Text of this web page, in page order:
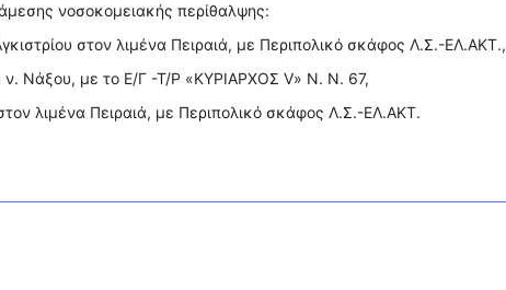
νοσοκομειακής περίθαλψης:
στον λιμένα Πειραιά, με Περιπολικό σκάφος Λ.Σ.-ΕΛ.ΑΚΤ.,
ν. Νάξου, με το Ε/Γ -Τ/Ρ «ΚΥΡΙΑΡΧΟΣ V» Ν. Ν. 67,
λιμένα Πειραιά, με Περιπολικό σκάφος Λ.Σ.-ΕΛ.ΑΚΤ.